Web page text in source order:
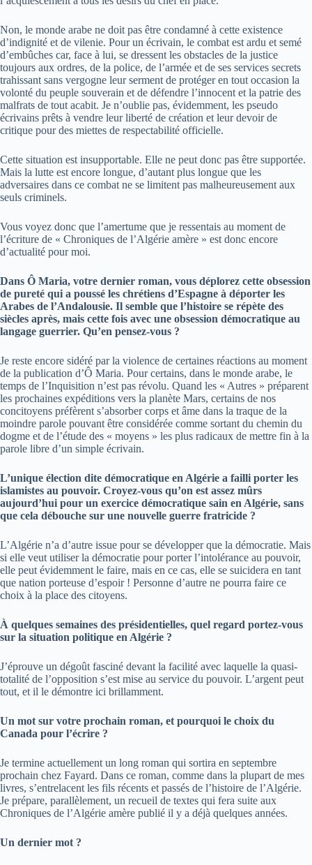
Non, le monde arabe ne doit pas être condamné à cette existence
d’indignité et de vilenie. Pour un écrivain, le combat est ardu et semé
d’embûches car, face à lui, se dressent les obstacles de la justice
toujours aux ordres, de la police, de l’armée et de ses services secrets
trahissant sans vergogne leur serment de protéger en tout occasion la
volonté du peuple souverain et de défendre l’innocent et la patrie des
malfrats de tout acabit. Je n’oublie pas, évidemment, les pseudo
écrivains prêts à vendre leur liberté de création et leur devoir de
critique pour des miettes de respectabilité officielle.
Cette situation est insupportable. Elle ne peut donc pas être supportée.
Mais la lutte est encore longue, d’autant plus longue que les
adversaires dans ce combat ne se limitent pas malheureusement aux
seuls criminels.
Vous voyez donc que l’amertume que je ressentais au moment de
l’écriture de « Chroniques de l’Algérie amère » est donc encore
d’actualité pour moi.
Dans Ô Maria, votre dernier roman, vous déplorez cette obsession
de pureté qui a poussé les chrétiens d’Espagne à déporter les
Arabes de l’Andalousie. Il semble que l’histoire se répète des
siècles après, mais cette fois avec une obsession démocratique au
langage guerrier. Qu’en pensez-vous ?
Je reste encore sidéré par la violence de certaines réactions au moment
de la publication d’Ô Maria. Pour certains, dans le monde arabe, le
temps de l’Inquisition n’est pas révolu. Quand les « Autres » préparent
les prochaines expéditions vers la planète Mars, certains de nos
concitoyens préfèrent s’absorber corps et âme dans la traque de la
moindre parole pouvant être considérée comme sortant du chemin du
dogme et de l’étude des « moyens » les plus radicaux de mettre fin à la
parole libre d’un simple écrivain.
L’unique élection dite démocratique en Algérie a failli porter les
islamistes au pouvoir. Croyez-vous qu’on est assez mûrs
aujourd’hui pour un exercice démocratique sain en Algérie, sans
que cela débouche sur une nouvelle guerre fratricide ?
L’Algérie n’a d’autre issue pour se développer que la démocratie. Mais
si elle veut utiliser la démocratie pour porter l’intolérance au pouvoir,
elle peut évidemment le faire, mais en ce cas, elle se suicidera en tant
que nation porteuse d’espoir ! Personne d’autre ne pourra faire ce
choix à la place des citoyens.
À quelques semaines des présidentielles, quel regard portez-vous
sur la situation politique en Algérie ?
J’éprouve un dégoût fasciné devant la facilité avec laquelle la quasi-
totalité de l’opposition s’est mise au service du pouvoir. L’argent peut
tout, et il le démontre ici brillamment.
Un mot sur votre prochain roman, et pourquoi le choix du
Canada pour l’écrire ?
Je termine actuellement un long roman qui sortira en septembre
prochain chez Fayard. Dans ce roman, comme dans la plupart de mes
livres, s’entrelacent les fils récents et passés de l’histoire de l’Algérie.
Je prépare, parallèlement, un recueil de textes qui fera suite aux
Chroniques de l’Algérie amère publié il y a déjà quelques années.
Un dernier mot ?